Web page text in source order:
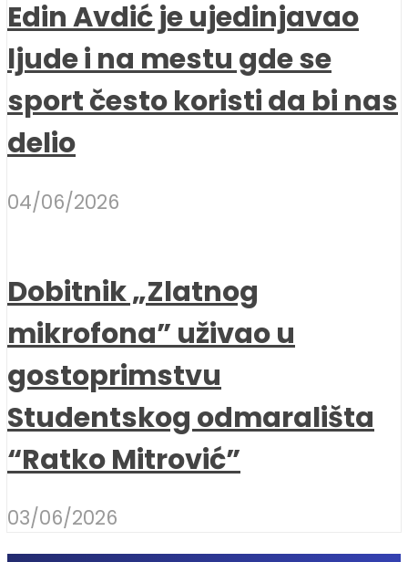
Edin Avdić je ujedinjavao
ljude i na mestu gde se
sport često koristi da bi nas
delio
04/06/2026
Dobitnik „Zlatnog
mikrofona” uživao u
gostoprimstvu
Studentskog odmarališta
“Ratko Mitrović”
03/06/2026